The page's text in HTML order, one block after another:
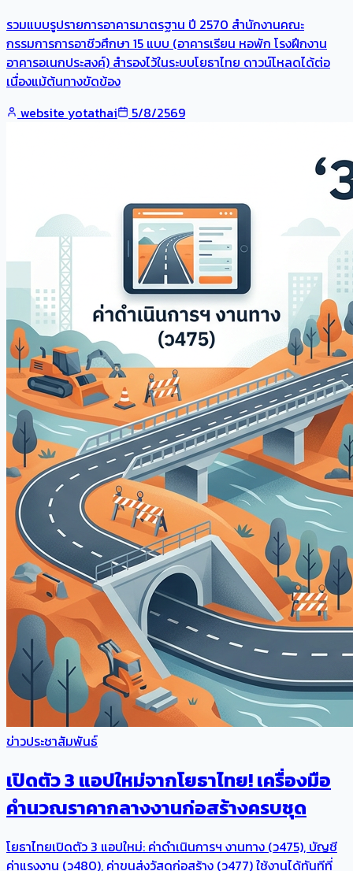
รวมแบบรูปรายการอาคารมาตรฐาน ปี 2570 สำนักงานคณะ
กรรมการการอาชีวศึกษา 15 แบบ (อาคารเรียน หอพัก โรงฝึกงาน
อาคารอเนกประสงค์) สำรองไว้ในระบบโยธาไทย ดาวน์โหลดได้ต่อ
เนื่องแม้ต้นทางขัดข้อง
website yotathai
5/8/2569
ข่าวประชาสัมพันธ์
เปิดตัว 3 แอปใหม่จากโยธาไทย! เครื่องมือ
คำนวณราคากลางงานก่อสร้างครบชุด
โยธาไทยเปิดตัว 3 แอปใหม่: ค่าดำเนินการฯ งานทาง (ว475), บัญชี
ค่าแรงงาน (ว480), ค่าขนส่งวัสดุก่อสร้าง (ว477) ใช้งานได้ทันทีที่